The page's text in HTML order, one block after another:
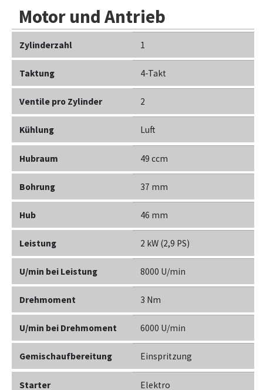
Motor und Antrieb
Zylinderzahl 1
Taktung 4-Takt
Ventile pro Zylinder 2
Kühlung Luft
Hubraum 49 ccm
Bohrung 37 mm
Hub 46 mm
Leistung 2 kW (2,9 PS)
U/min bei Leistung 8000 U/min
Drehmoment 3 Nm
U/min bei Drehmoment 6000 U/min
Gemischaufbereitung Einspritzung
Starter Elektro